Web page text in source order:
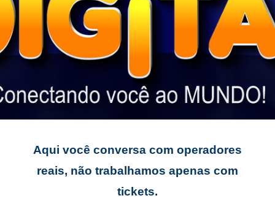
Aqui você conversa com operadores
reais, não trabalhamos apenas com
tickets.